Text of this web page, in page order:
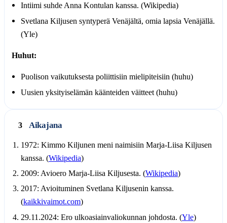
Intiimi suhde Anna Kontulan kanssa. (Wikipedia)
Svetlana Kiljusen syntyperä Venäjältä, omia lapsia Venäjällä.
(Yle)
Huhut:
Puolison vaikutuksesta poliittisiin mielipiteisiin (huhu)
Uusien yksityiselämän käänteiden väitteet (huhu)
3 Aikajana
1972: Kimmo Kiljunen meni naimisiin Marja-Liisa Kiljusen
kanssa. (Wikipedia)
2009: Avioero Marja-Liisa Kiljusesta. (Wikipedia)
2017: Avioituminen Svetlana Kiljusenin kanssa.
(kaikkivaimot.com)
29.11.2024: Ero ulkoasiainvaliokunnan johdosta. (Yle)